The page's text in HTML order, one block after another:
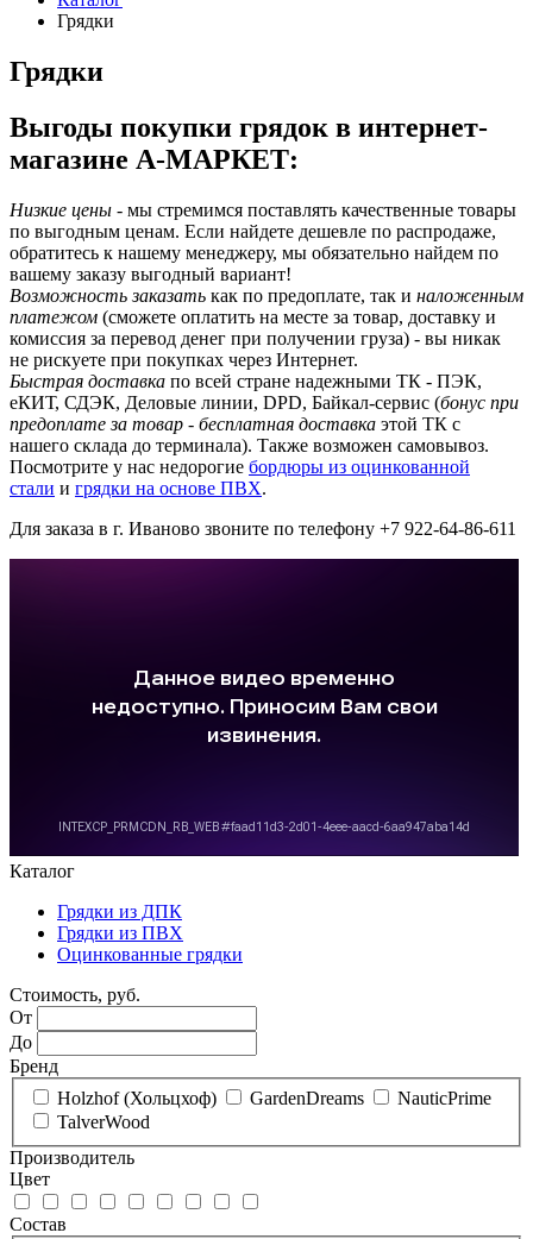
Грядки
Грядки
Выгоды покупки грядок в интернет-
магазине А-МАРКЕТ:
Низкие цены - мы стремимся поставлять качественные товары
по выгодным ценам. Если найдете дешевле по распродаже,
обратитесь к нашему менеджеру, мы обязательно найдем по
вашему заказу выгодный вариант!
Возможность заказать как по предоплате, так и наложенным
платежом (сможете оплатить на месте за товар, доставку и
комиссия за перевод денег при получении груза) - вы никак
не рискуете при покупках через Интернет.
Быстрая доставка по всей стране надежными ТК - ПЭК,
еКИТ, СДЭК, Деловые линии, DPD, Байкал-сервис (бонус при
предоплате за товар - бесплатная доставка этой ТК с
нашего склада до терминала). Также возможен самовывоз.
Посмотрите у нас недорогие бордюры из оцинкованной
стали и грядки на основе ПВХ.
Для заказа в г. Иваново звоните по телефону +7 922-64-86-611
Каталог
Грядки из ДПК
Грядки из ПВХ
Оцинкованные грядки
Стоимость, руб.
От
До
Бренд
Holzhof (Хольцхоф)
GardenDreams
NauticPrime
TalverWood
Производитель
Цвет
Состав